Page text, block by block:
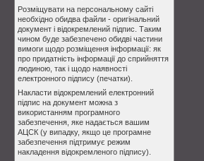
Розміщувати на персональному сайті
необхідно обидва файли - оригінальний
документ і відокремлений підпис. Таким
чином буде забезпечено обидві частини
вимоги щодо розміщення інформації: як
про придатність інформації до сприйняття
людиною, так і щодо наявності
електронного підпису (печатки).
Накласти відокремлений електронний
підпис на документ можна з
використанням програмного
забезпечення, яке надається вашим
АЦСК (у випадку, якщо це програмне
забезпечення підтримує режим
накладення відокремленого підпису).